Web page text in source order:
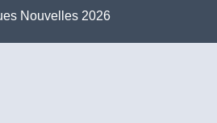
Nouvelles 2026